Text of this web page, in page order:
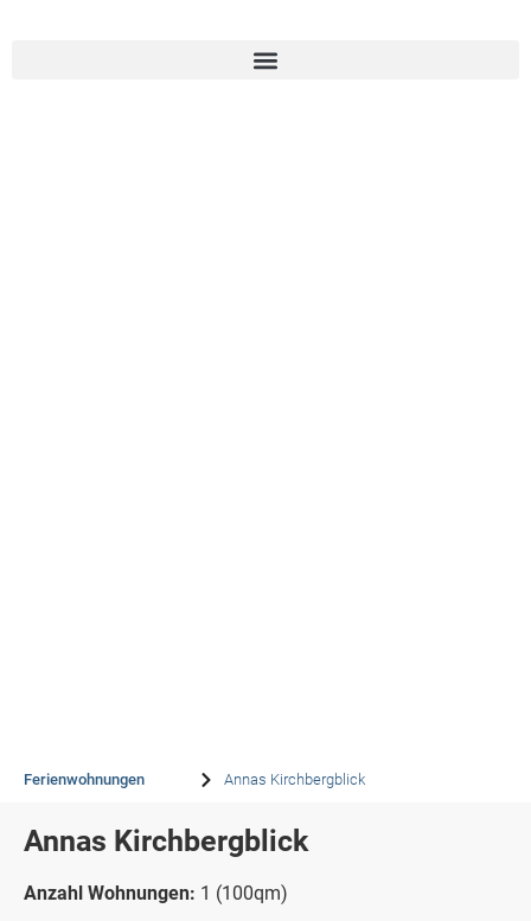
Ferienwohnungen Annas Kirchbergblick
Annas Kirchbergblick
Anzahl Wohnungen: 1 (100qm)